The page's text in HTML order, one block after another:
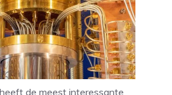
de meest interessante